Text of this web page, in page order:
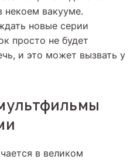
некоем вакууме.
новые серии
просто не будет
и это может вызвать у
в великом